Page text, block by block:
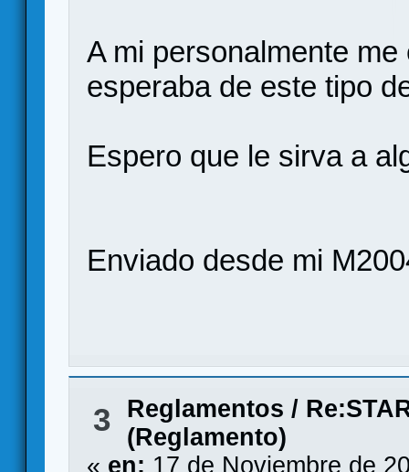
A mi personalmente
esperaba de este tipo
Espero que le sirva a
Enviado desde mi
3 Reglamentos /
(Reglamento)
« en: 17 de Noviembre de